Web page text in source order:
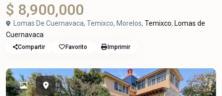
$ 8,900,000
Lomas De Cuernavaca, Temixco, Morelos, Temixco, Lomas de
Cuernavaca
Compartir Favorito Imprimir